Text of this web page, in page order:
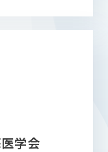
きましては、
願いいたしま
学会